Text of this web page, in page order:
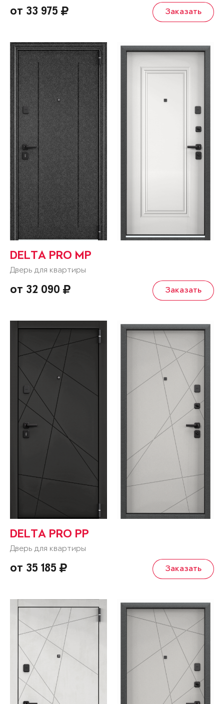
от 33 975 Заказать
DELTA PRO MP
Дверь для квартиры
от 32 090 Заказать
DELTA PRO PP
Дверь для квартиры
от 35 185 Заказать